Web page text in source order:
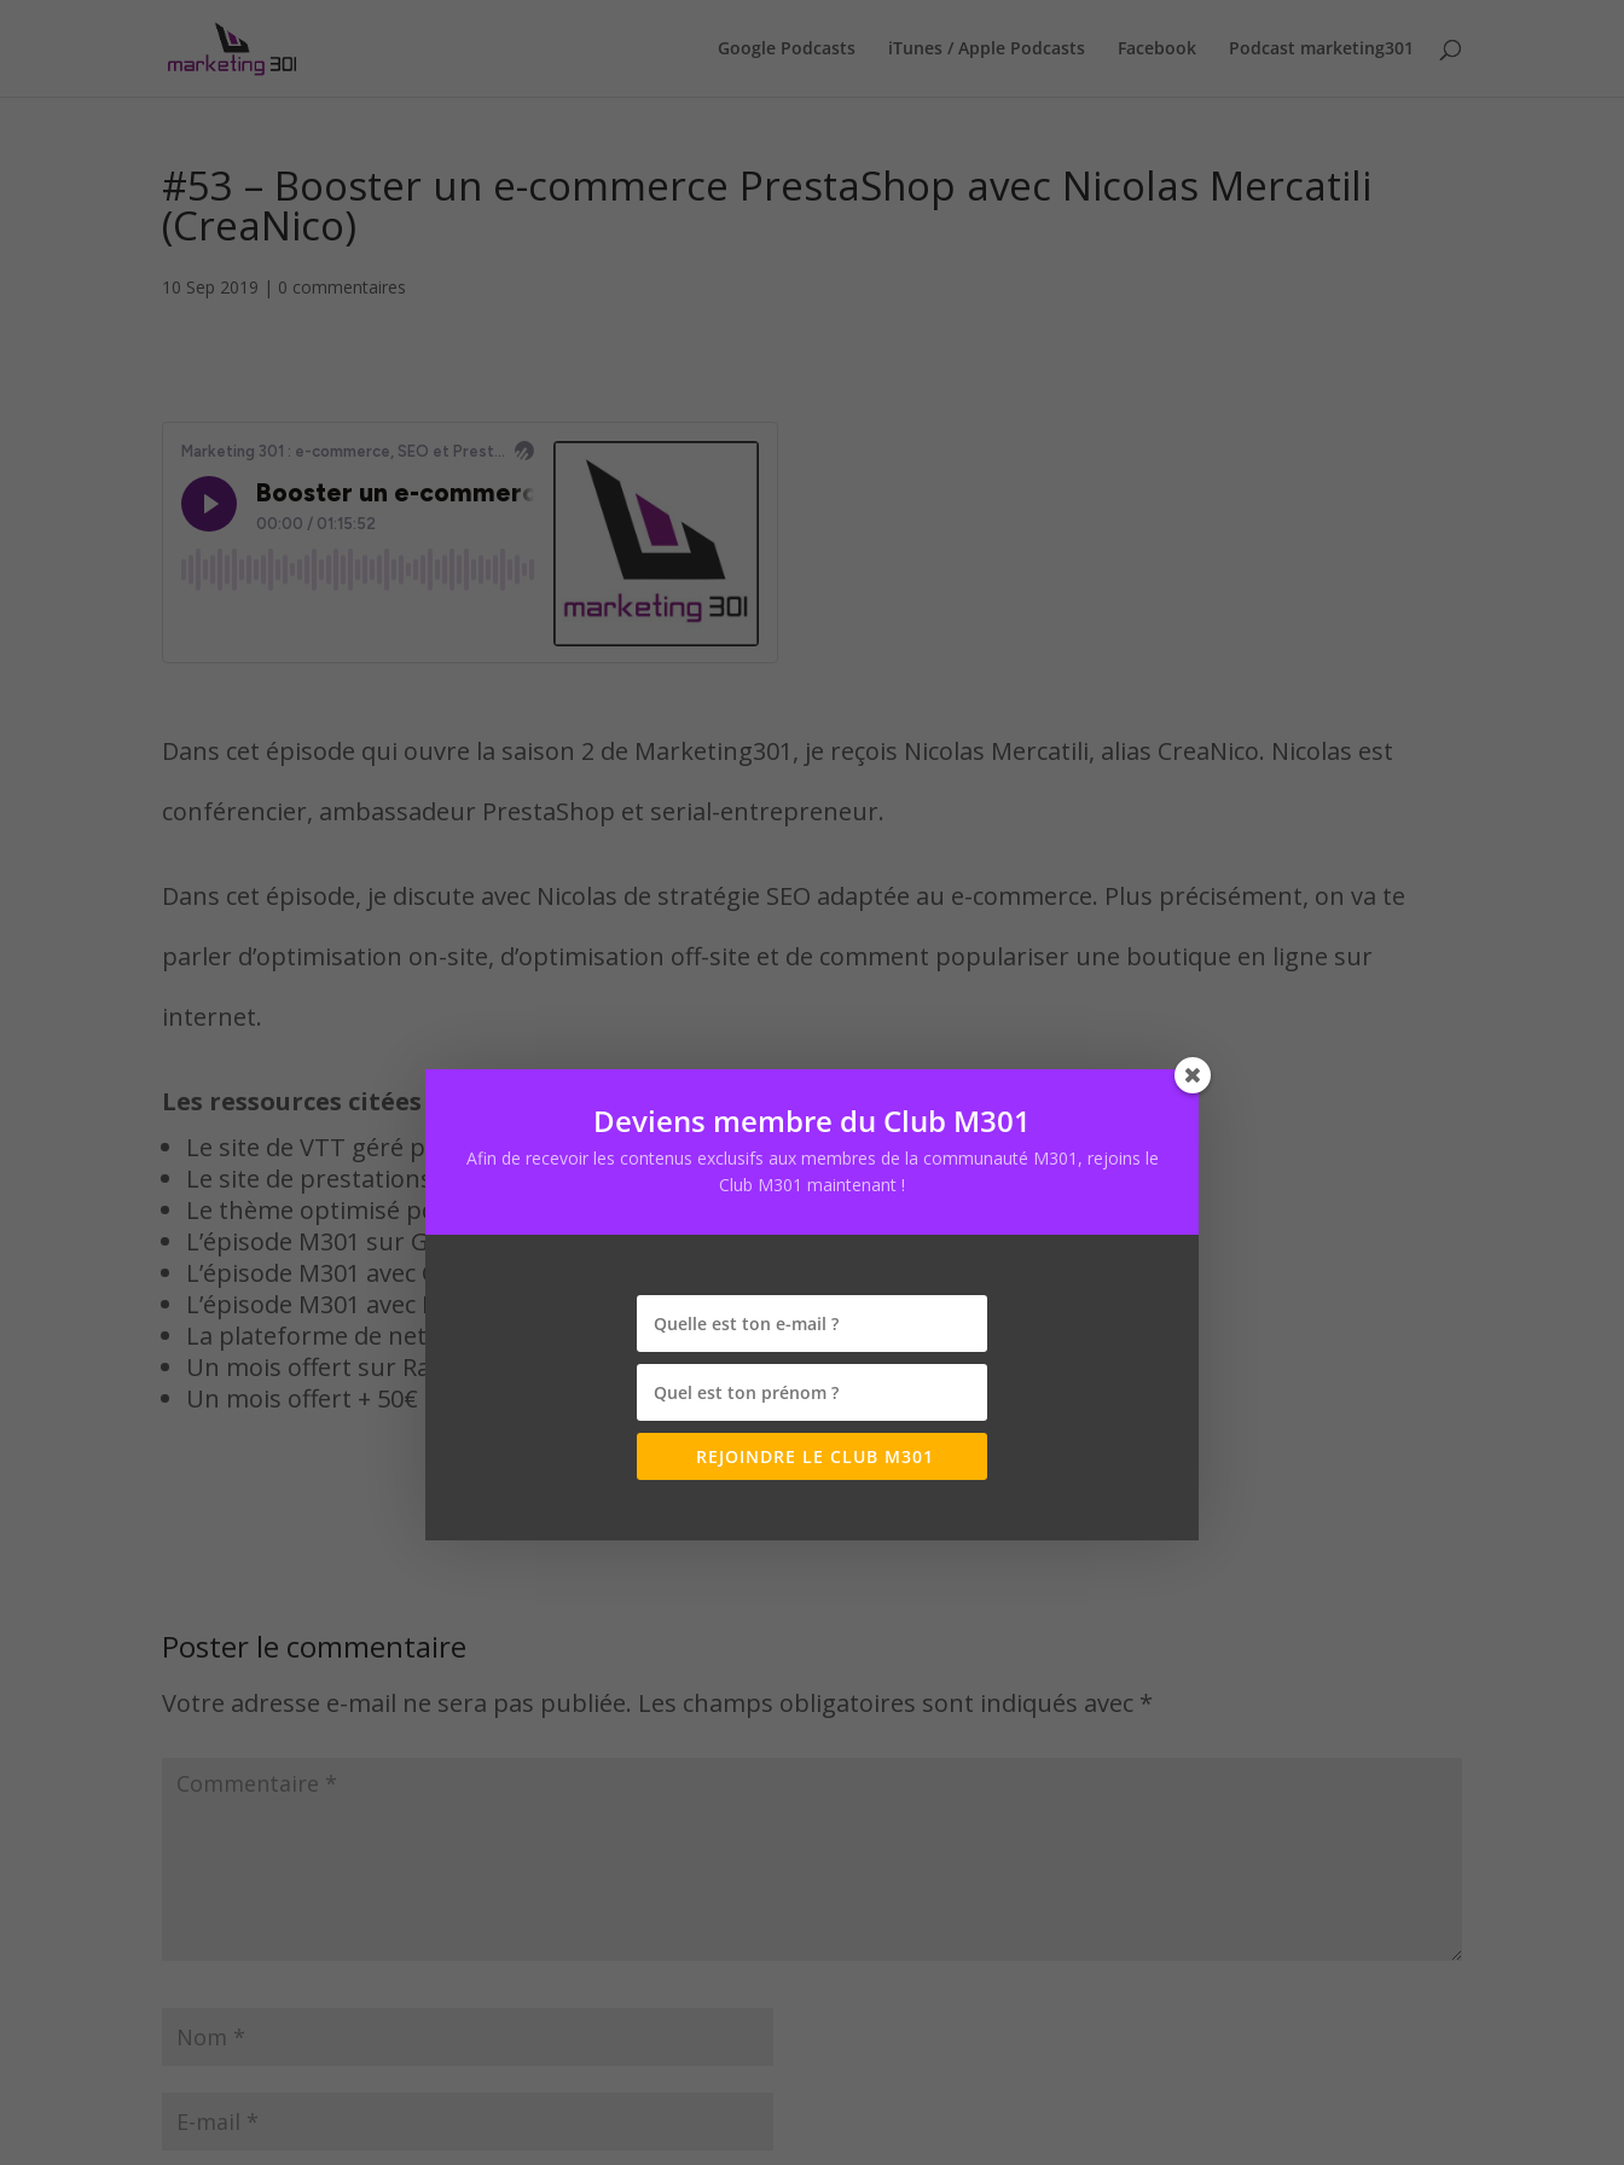
Google Podcasts iTunes / Apple Podcasts Facebook Podcast marketing301
#53 – Booster un e-commerce PrestaShop avec Nicolas Mercatili
(CreaNico)
10 Sep 2019 | 0 commentaires
Dans cet épisode qui ouvre la saison 2 de Marketing301, je reçois Nicolas Mercatili, alias CreaNico. Nicolas est
conférencier, ambassadeur PrestaShop et serial-entrepreneur.
Dans cet épisode, je discute avec Nicolas de stratégie SEO adaptée au e-commerce. Plus précisément, on va te
parler d’optimisation on-site, d’optimisation off-site et de comment populariser une boutique en ligne sur
internet.
Les ressources citées dans l’épisode :
Le site de VTT géré par Nicolas :vtt34.com
Le site de prestations de services de Nicolas :
creanico.fr
Le thème optimisé pour PrestaShop :
L’épisode M301 sur Google EAT :marketing301.net/12
L’épisode M301 avec Guillaume Batier :
L’épisode M301 avec Laurent Bourrelly :marketing301.net/33
La plateforme de netlinking de Nicolas :
semjuice.com
Un mois offert sur Ranxplorer :
https://ranxplorer.com/
Un mois offert + 50€ sur Cocolyze :
https://cocolyze.com/fr/
Poster le commentaire
Votre adresse e-mail ne sera pas publiée. Les champs obligatoires sont indiqués avec *
Deviens membre du Club M301
Afin de recevoir les contenus exclusifs aux membres de la communauté M301, rejoins le
Club M301 maintenant !
REJOINDRE LE CLUB M301